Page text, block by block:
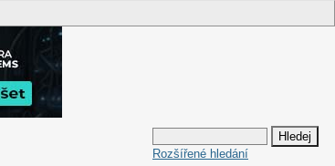
Rozšířené hledání